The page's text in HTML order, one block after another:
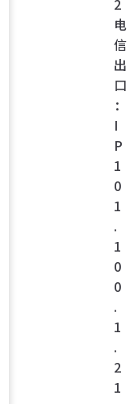
2
电
信
出
口
：
I
P
1
0
1
.
1
0
0
.
1
.
2
1